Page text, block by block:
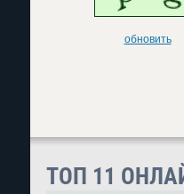
обновить
ТОП 11